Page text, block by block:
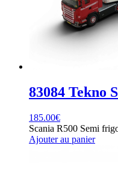
83084 Tekno
185.00€
Scania R500 Semi
Ajouter au panier